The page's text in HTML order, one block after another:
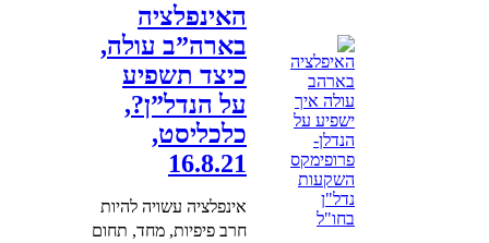
האינפלציה
בארה”ב עולה,
כיצד תשפיע
על הנדל”ן?,
כלכליסט,
16.8.21
אינפלציה עשויה להיות
חרב פיפיות, מחד, תחום